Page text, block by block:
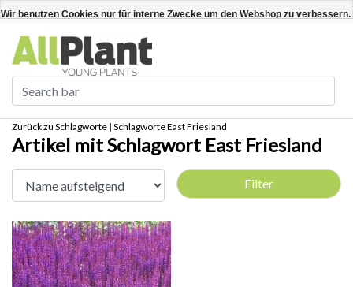
Kundenkonto anlegen / anmelden Deutsch
Zurück zu Schlagworte | SchlagworteEast Friesland
Artikel mit Schlagwort East Friesland
Filter
Wir benutzen Cookies nur für interne Zwecke um den Webshop zu